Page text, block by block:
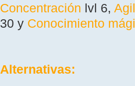
Concentración lvl 6,
30 y Conocimiento
Alternativas: